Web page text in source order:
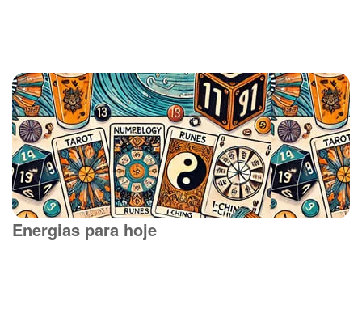
Energias para hoje